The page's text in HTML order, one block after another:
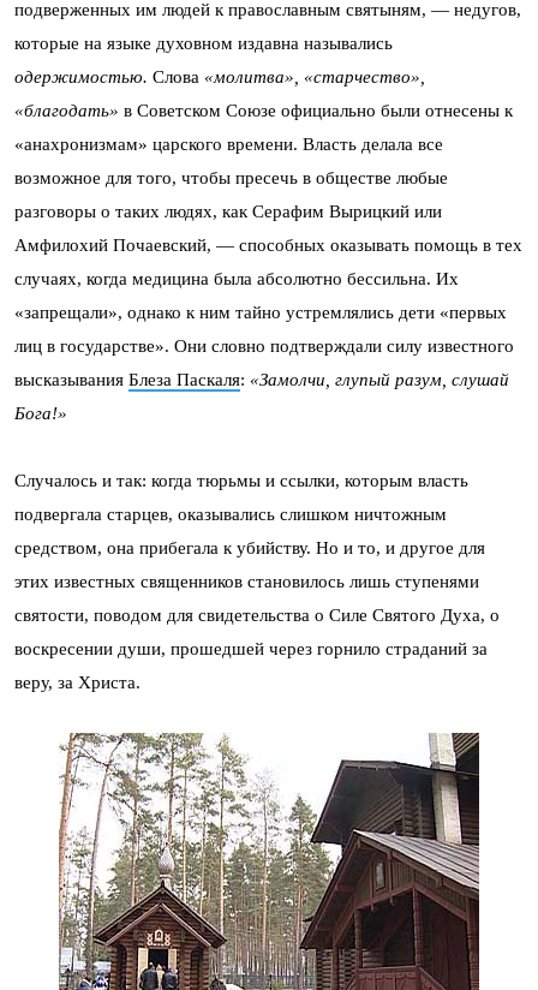
подверженных им людей к православным святыням, — недугов,
которые на языке духовном издавна назывались
одержимостью. Слова «молитва», «старчество»,
«благодать» в Советском Союзе официально были отнесены к
«анахронизмам» царского времени. Власть делала все
возможное для того, чтобы пресечь в обществе любые
разговоры о таких людях, как Серафим Вырицкий или
Амфилохий Почаевский, — способных оказывать помощь в тех
случаях, когда медицина была абсолютно бессильна. Их
«запрещали», однако к ним тайно устремлялись дети «первых
лиц в государстве». Они словно подтверждали силу известного
высказывания Блеза Паскаля: «Замолчи, глупый разум, слушай
Бога!»
Случалось и так: когда тюрьмы и ссылки, которым власть
подвергала старцев, оказывались слишком ничтожным
средством, она прибегала к убийству. Но и то, и другое для
этих известных священников становилось лишь ступенями
святости, поводом для свидетельства о Силе Святого Духа, о
воскресении души, прошедшей через горнило страданий за
веру, за Христа.